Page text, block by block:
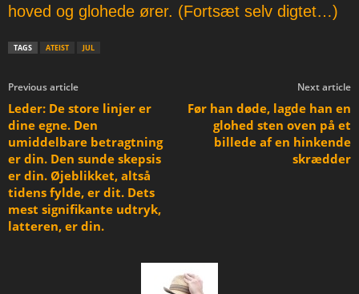
hoved og glohede ører. (Fortsæt selv digtet…)
TAGS ATEIST JUL
Previous article
Leder: De store linjer er
dine egne. Den
umiddelbare betragtning
er din. Den sunde skepsis
er din. Øjeblikket, altså
tidens fylde, er dit. Dets
mest signifikante udtryk,
latteren, er din.
Next article
Før han døde, lagde han en
glohed sten oven på et
billede af en hinkende
skrædder